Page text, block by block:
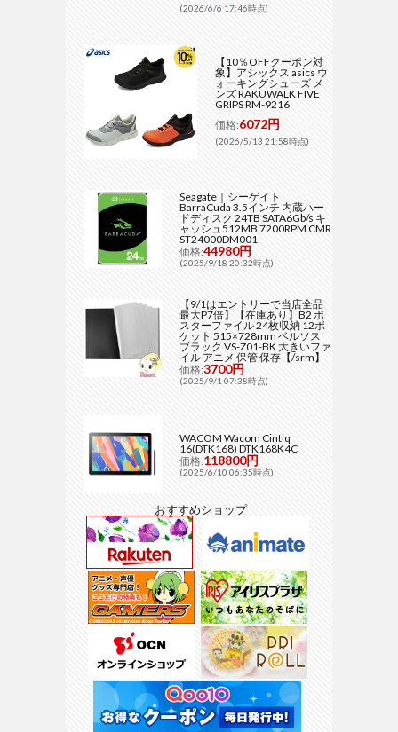
(2026/6/6 17:46時点)
【10％OFFクーポン対
象】アシックス asics ウ
ォーキングシューズ メ
ンズ RAKUWALK FIVE
GRIPS RM-9216
価格:6072円
(2026/5/13 21:58時点)
Seagate｜シーゲイト
BarraCuda 3.5インチ 内蔵ハー
ドディスク 24TB SATA6Gb/s キ
ャッシュ512MB 7200RPM CMR
ST24000DM001
価格:44980円
(2025/9/18 20:32時点)
【9/1はエントリーで当店全品
最大P7倍】【在庫あり】B2 ポ
スターファイル 24枚収納 12ポ
ケット 515×728mm ベルソス
ブラック VS-Z01-BK 大きいファ
イル アニメ 保管 保存【/srm】
価格:3700円
(2025/9/1 07:38時点)
WACOM Wacom Cintiq
16(DTK168) DTK168K4C
価格:118800円
(2025/6/10 06:35時点)
おすすめショップ